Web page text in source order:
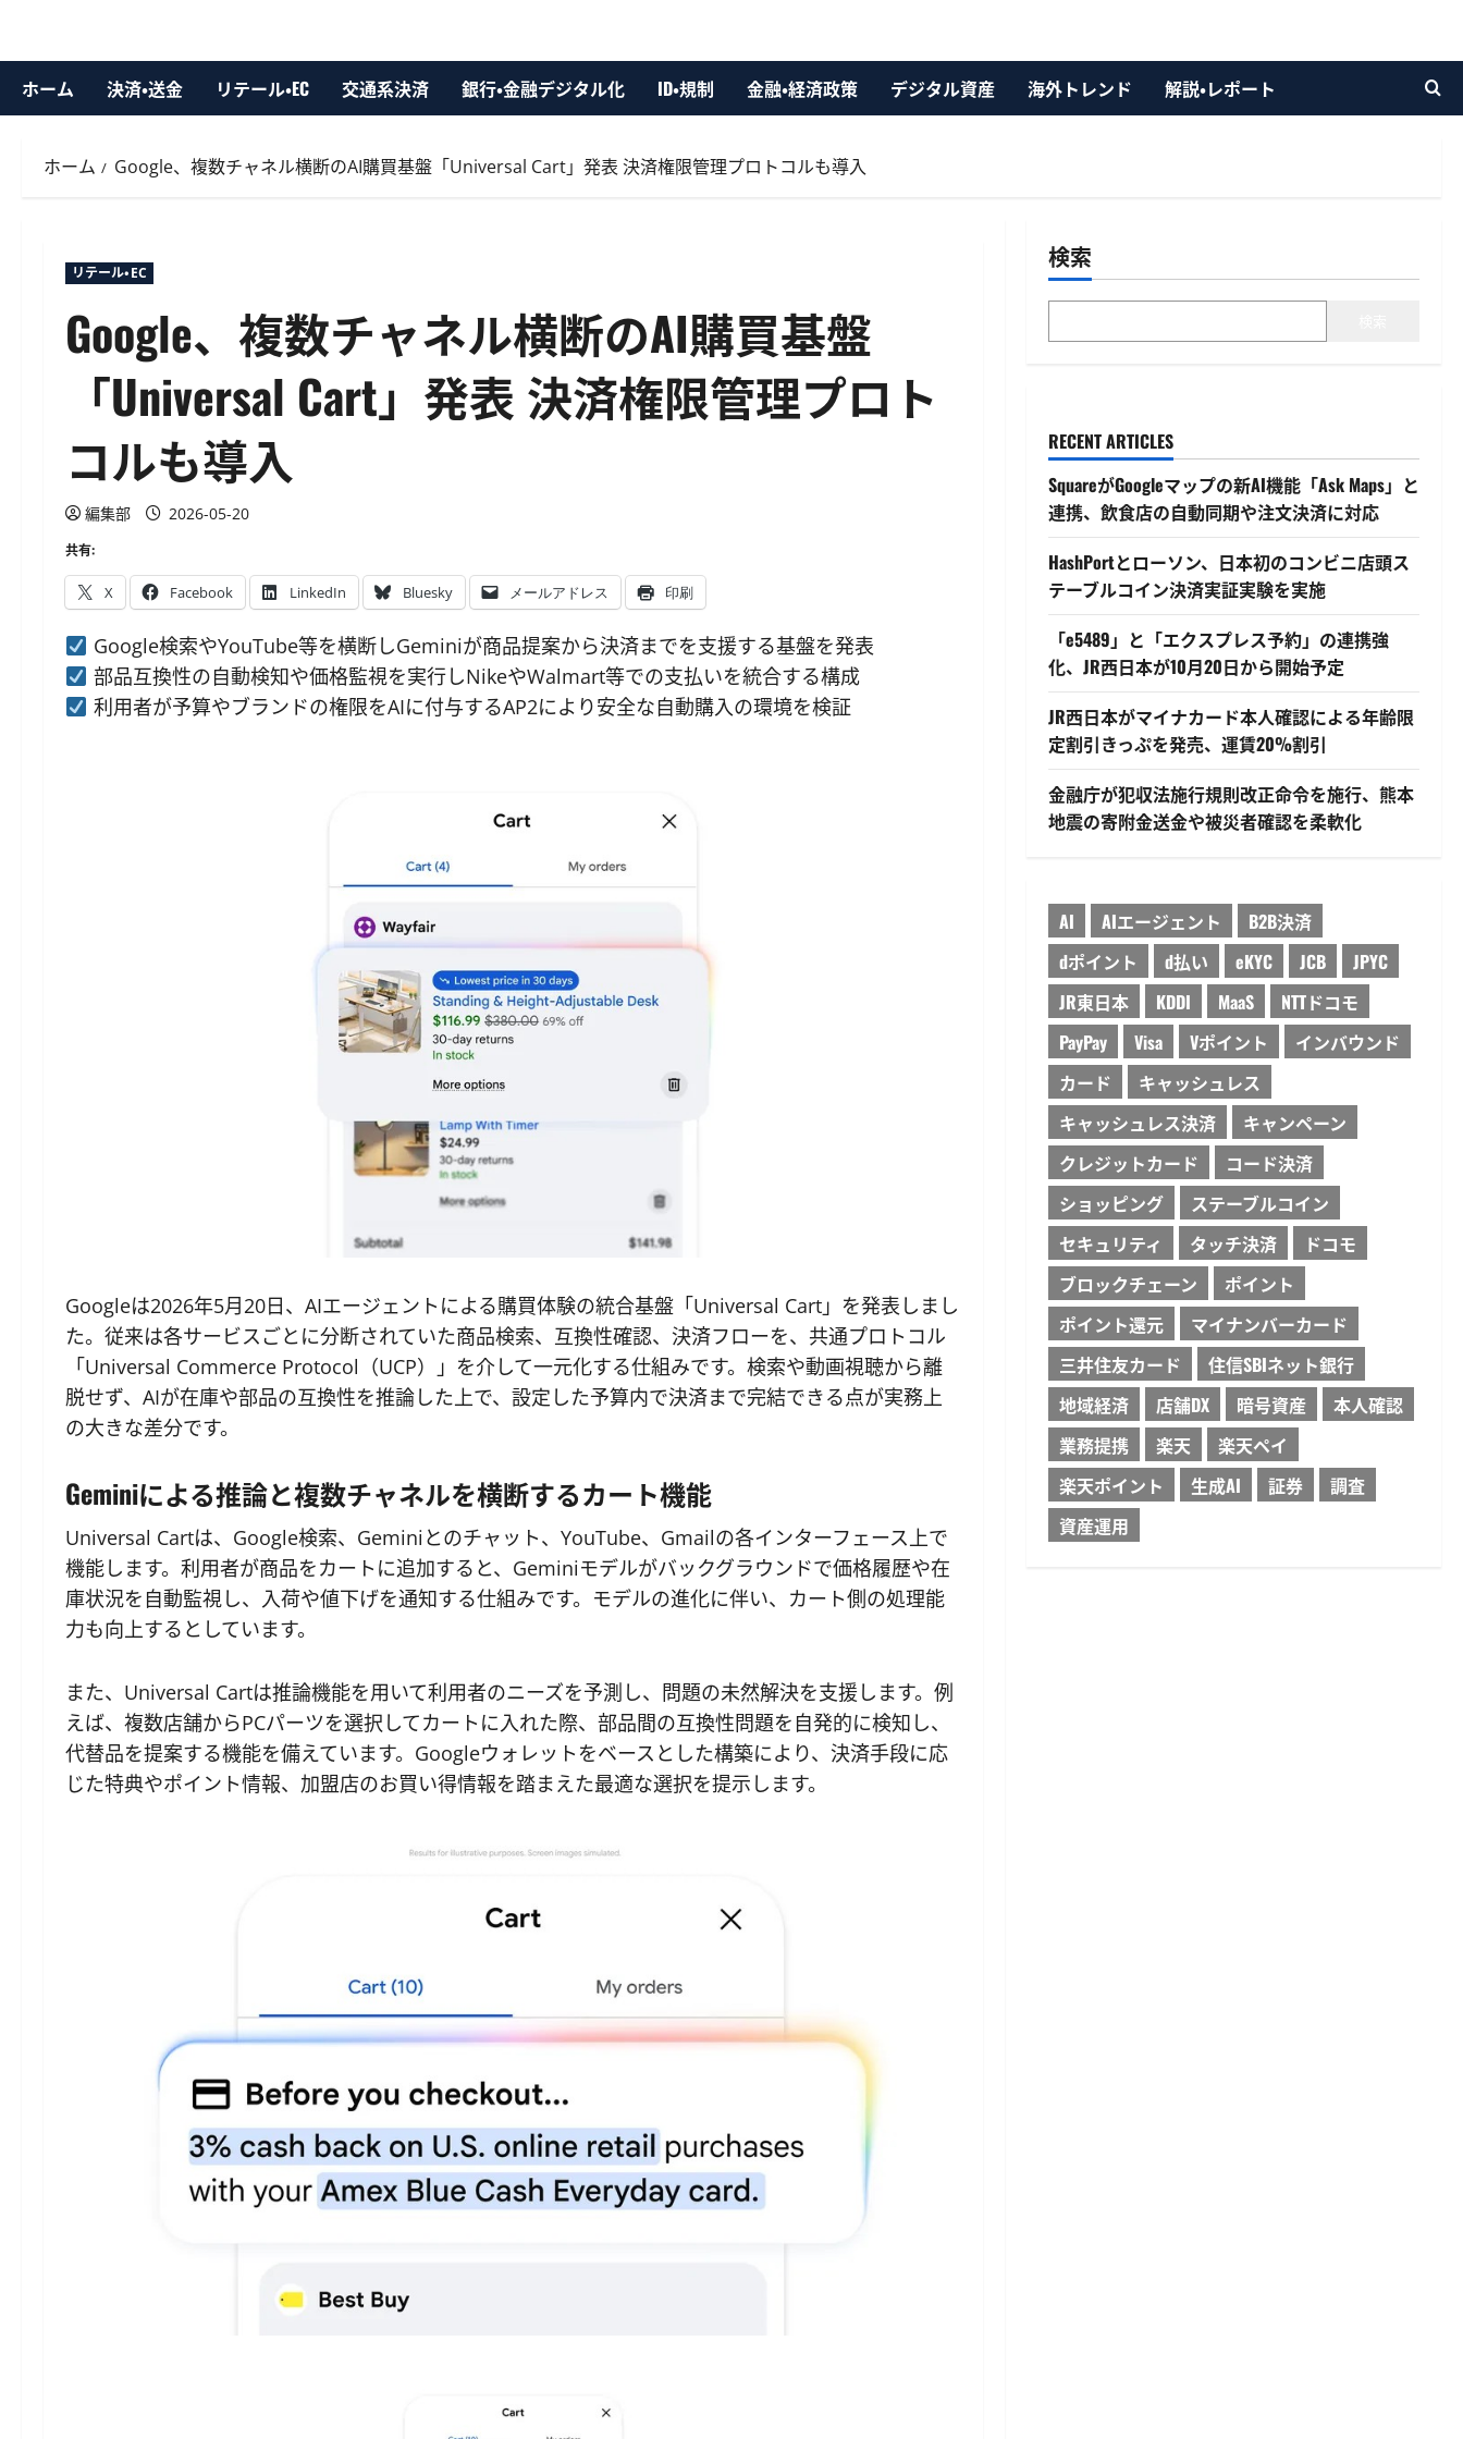
ホーム 決済・送金 リテール・EC 交通系決済 銀行・金融デジタル化 ID・規制 金融・経済政策 デジタル資産 海外トレンド 解説・レポート
ホーム Google、複数チャネル横断のAI購買基盤「Universal Cart」発表 決済権限管理プロトコルも導入
リテール・EC
Google、複数チャネル横断のAI購買基盤
「Universal Cart」発表 決済権限管理プロト
コルも導入
編集部 2026-05-20
共有:
X Facebook LinkedIn Bluesky メールアドレス 印刷
Google検索やYouTube等を横断しGeminiが商品提案から決済までを支援する基盤を発表
部品互換性の自動検知や価格監視を実行しNikeやWalmart等での支払いを統合する構成
利用者が予算やブランドの権限をAIに付与するAP2により安全な自動購入の環境を検証
Googleは2026年5月20日、AIエージェントによる購買体験の統合基盤「Universal Cart」を発表しまし
た。従来は各サービスごとに分断されていた商品検索、互換性確認、決済フローを、共通プロトコル
「Universal Commerce Protocol（UCP）」を介して一元化する仕組みです。検索や動画視聴から離
脱せず、AIが在庫や部品の互換性を推論した上で、設定した予算内で決済まで完結できる点が実務上
の大きな差分です。
Geminiによる推論と複数チャネルを横断するカート機能
Universal Cartは、Google検索、Geminiとのチャット、YouTube、Gmailの各インターフェース上で
機能します。利用者が商品をカートに追加すると、Geminiモデルがバックグラウンドで価格履歴や在
庫状況を自動監視し、入荷や値下げを通知する仕組みです。モデルの進化に伴い、カート側の処理能
力も向上するとしています。
また、Universal Cartは推論機能を用いて利用者のニーズを予測し、問題の未然解決を支援します。例
えば、複数店舗からPCパーツを選択してカートに入れた際、部品間の互換性問題を自発的に検知し、
代替品を提案する機能を備えています。Googleウォレットをベースとした構築により、決済手段に応
じた特典やポイント情報、加盟店のお買い得情報を踏まえた最適な選択を提示します。
検索
RECENT ARTICLES
SquareがGoogleマップの新AI機能「Ask Maps」と
連携、飲食店の自動同期や注文決済に対応
HashPortとローソン、日本初のコンビニ店頭ス
テーブルコイン決済実証実験を実施
「e5489」と「エクスプレス予約」の連携強
化、JR西日本が10月20日から開始予定
JR西日本がマイナカード本人確認による年齢限
定割引きっぷを発売、運賃20%割引
金融庁が犯収法施行規則改正命令を施行、熊本
地震の寄附金送金や被災者確認を柔軟化
AI AIエージェント
B2B決済
dポイント
d払い eKYC JCB
JPYC
JR東日本
KDDI MaaS
NTTドコモ
PayPay
Visa Vポイント
インバウンド
カード
キャッシュレス
キャッシュレス決済
キャンペーン
クレジットカード
コード決済
ショッピング
ステーブルコイン
セキュリティ
タッチ決済
ドコモ
ブロックチェーン
ポイント
ポイント還元
マイナンバーカード
三井住友カード
住信SBIネット銀行
地域経済
店舗DX 暗号資産
本人確認
業務提携
楽天
楽天ペイ
楽天ポイント
生成AI 証券
調査
資産運用